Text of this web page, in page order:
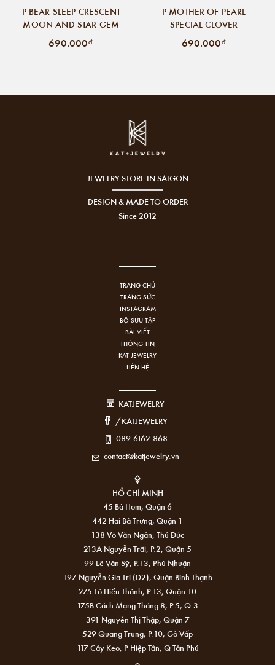
P BEAR SLEEP CRESCENT
MOON AND STAR GEM
690.000₫
P MOTHER OF PEARL
SPECIAL CLOVER
690.000₫
JEWELRY STORE IN SAIGON
DESIGN & MADE TO ORDER
Since 2012
TRANG CHỦ
TRANG SỨC
INSTAGRAM
BỘ SƯU TẬP
BÀI VIẾT
THÔNG TIN
KAT JEWELRY
LIÊN HỆ
KATJEWELRY
/KATJEWELRY
089.6162.868
contact@katjewelry.vn
HỒ CHÍ MINH
45 Bà Hom, Quận 6
442 Hai Bà Trưng, Quận 1
138 Võ Văn Ngân, Thủ Đức
213A Nguyễn Trãi, P.2, Quận 5
99 Lê Văn Sỹ, P.13, Phú Nhuận
197 Nguyễn Gia Trí (D2), Quận Bình Thạnh
275 Tô Hiến Thành, P.13, Quận 10
175B Cách Mạng Tháng 8, P.5, Q.3
391 Nguyễn Thị Thập, Quận 7
529 Quang Trung, P.10, Gò Vấp
117 Cây Keo, P Hiệp Tân, Q Tân Phú